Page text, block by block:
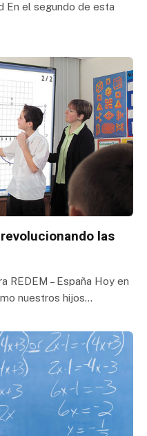
En el segundo de esta
las
REDEM – España Hoy en
nuestros hijos…